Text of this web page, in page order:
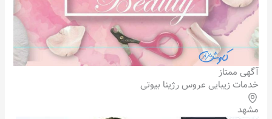
آگهی ممتاز
خدمات زیبایی عروس رژینا بیوتی
مشهد